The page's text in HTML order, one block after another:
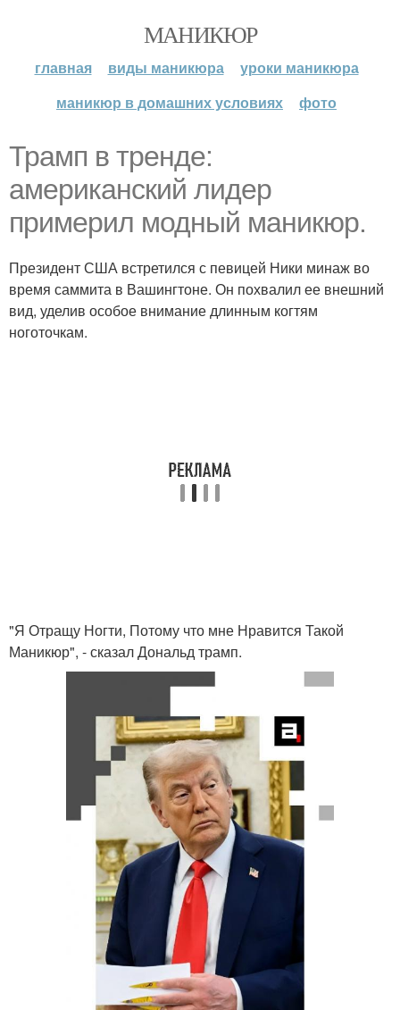
МАНИКЮР
главная виды маникюра
уроки маникюра
маникюр в домашних условиях
фото
Трамп в тренде:
американский лидер
примерил модный маникюр.
Президент США встретился с певицей Ники минаж во
время саммита в Вашингтоне. Он похвалил ее внешний
вид, уделив особое внимание длинным когтям
ноготочкам.
"Я Отращу Ногти, Потому что мне Нравится Такой
Маникюр", - сказал Дональд трамп.